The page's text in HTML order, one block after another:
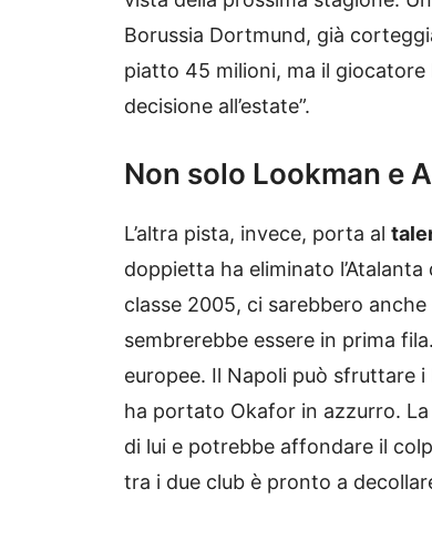
Borussia Dortmund, già
piatto 45 milioni, ma il
decisione all’estate”.
Non solo Lookman e
L’altra pista, invece, porta al
doppietta ha eliminato
classe 2005, ci sarebbero
sembrerebbe essere in prima
europee. Il Napoli può sfruttare
ha portato Okafor in azzurro.
di lui e potrebbe affondare il
tra i due club è pronto a